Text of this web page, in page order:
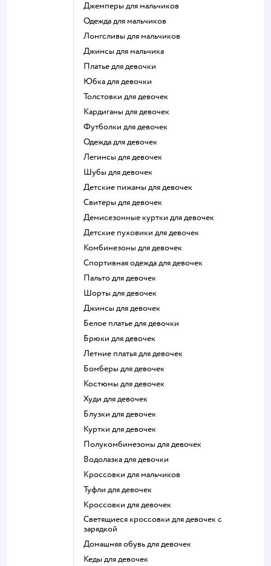
Джемперы для мальчиков
Одежда для мальчиков
Лонгсливы для мальчиков
Джинсы для мальчика
Платье для девочки
Юбка для девочки
Толстовки для девочек
Кардиганы для девочек
Футболки для девочек
Одежда для девочек
Легинсы для девочек
Шубы для девочек
Детские пижамы для девочек
Свитеры для девочек
Демисезонные куртки для девочек
Детские пуховики для девочек
Комбинезоны для девочек
Спортивная одежда для девочек
Пальто для девочек
Шорты для девочек
Джинсы для девочек
Белое платье для девочки
Брюки для девочек
Летние платья для девочек
Бомберы для девочек
Костюмы для девочек
Худи для девочек
Блузки для девочек
Куртки для девочек
Полукомбинезоны для девочек
Водолазка для девочки
Кроссовки для мальчиков
Туфли для девочек
Кроссовки для девочек
Светящиеся кроссовки для девочек с
зарядкой
Домашняя обувь для девочек
Кеды для девочек